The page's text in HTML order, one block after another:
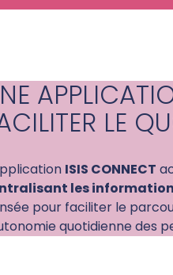
LE
ISIS CONNECT
les
pour faciliter le
quotidienne des